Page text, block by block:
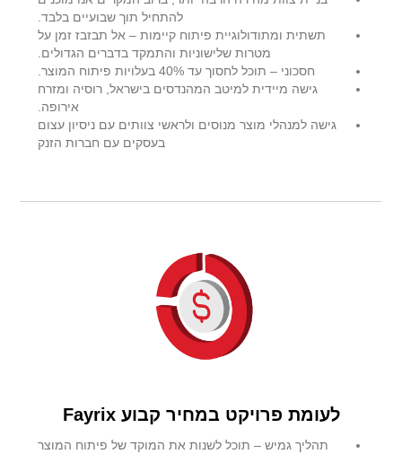
להתחיל תוך שבועיים בלבד.
תשתית ומתודולוגיית פיתוח קיימות – אל תבזבז זמן על
מטרות שלישוניות והתמקד בדברים הגדולים.
חסכוני – תוכל לחסוך עד 40% בעלויות פיתוח המוצר.
גישה מיידית למיטב המהנדסים בישראל, רוסיה ומזרח
אירופה.
גישה למנהלי מוצר מנוסים ולראשי צוותים עם ניסיון עצום
בעסקים עם חברות הזנק
לעומת פרויקט במחיר קבועFayrix
תהליך גמיש – תוכל לשנות את המוקד של פיתוח המוצר